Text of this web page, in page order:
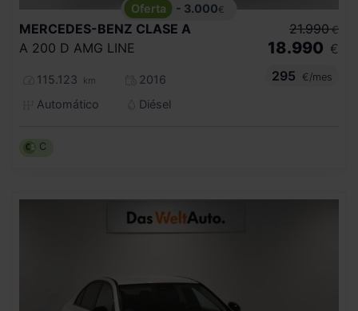
- 3.000€
MERCEDES-BENZ CLASE A
A 200 D AMG LINE
115.123 km
2016
Automático
Diésel
21.990 €
18.990 €
295
€/mes
C